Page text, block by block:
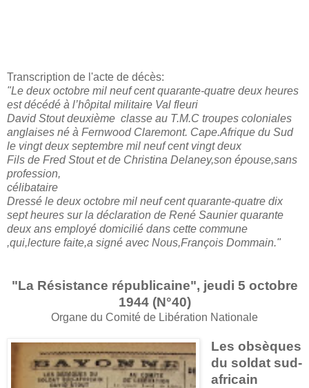
Transcription de l'acte de décès:
"Le deux octobre mil neuf cent quarante-quatre deux heures
est décédé à l’hôpital militaire Val fleuri
David Stout deuxième classe au T.M.C troupes coloniales
anglaises né à Fernwood Claremont. Cape.Afrique du Sud
le vingt deux septembre mil neuf cent vingt deux
Fils de Fred Stout et de Christina Delaney,son épouse,sans
profession,
célibataire
Dressé le deux octobre mil neuf cent quarante-quatre dix
sept heures sur la déclaration de René Saunier quarante
deux ans employé domicilié dans cette commune
,qui,lecture faite,a signé avec Nous,François Dommain."
"La Résistance républicaine", jeudi 5 octobre
1944 (N°40)
Organe du Comité de Libération Nationale
Les obsèques
du soldat sud-
africain